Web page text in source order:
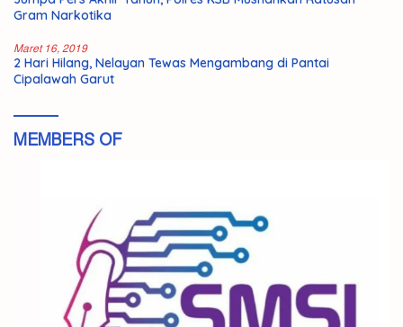
Gram Narkotika
Maret 16, 2019
2 Hari Hilang, Nelayan Tewas Mengambang di Pantai
Cipalawah Garut
MEMBERS OF